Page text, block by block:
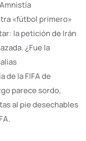
«fútbol primero»
la petición de Irán
¿Fue la
de la FIFA de
parece sordo,
al pie desechables